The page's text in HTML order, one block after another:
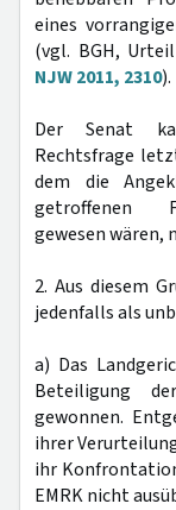
eines
(vgl. BGH,
NJW 2011, 2310).
Der Senat
Rechtsfrage
dem die
getroffenen
gewesen wären,
2. Aus diesem
jedenfalls als
a) Das
Beteiligung
gewonnen.
ihrer
ihr
EMRK nicht